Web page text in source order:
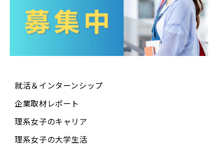
就活＆インターンシップ
企業取材レポート
理系女子のキャリア
理系女子の大学生活